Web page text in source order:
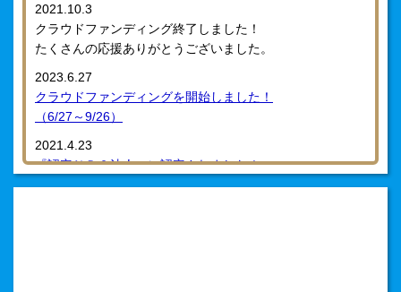
2021.10.3
クラウドファンディング終了しました！
たくさんの応援ありがとうございました。
2023.6.27
クラウドファンディングを開始しました！
（6/27～9/26）
2021.4.23
『認定ＮＰＯ法人』に認定されました！